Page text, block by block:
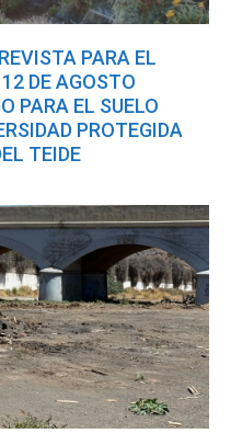
PARA EL
DE AGOSTO
PARA EL SUELO
PROTEGIDA
TEIDE